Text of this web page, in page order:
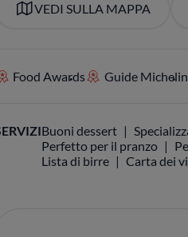
VEDI SULLA MAPPA
Food Awards Guide Michelin
Buoni dessert
Perfetto per il pranzo
Lista di birre
Carta dei